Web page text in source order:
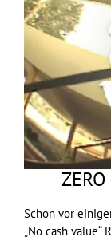
Schon vor
„No cash value“